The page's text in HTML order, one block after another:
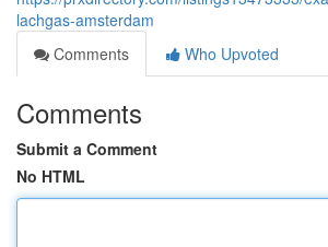
lachgas-amsterdam
Comments
Who Upvoted
Comments
Submit a Comment
No HTML